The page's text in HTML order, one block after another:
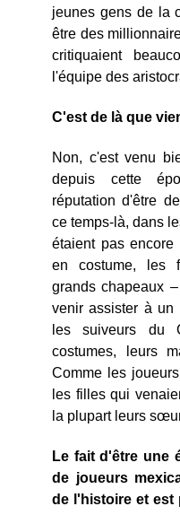
jeunes gens de la
être des
critiquaient
l'équipe des
C'est de là que
Non, c'est venu
depuis cette
réputation d'être
ce temps-là, dans
étaient pas encore
en costume, les
grands chapeaux
venir assister à un
les suiveurs du
costumes, leurs
Comme les
les filles qui
la plupart leurs
Le fait d'être une
de joueurs
de l'histoire et est